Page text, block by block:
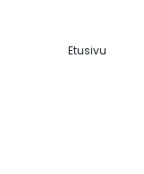
Etusivu‎